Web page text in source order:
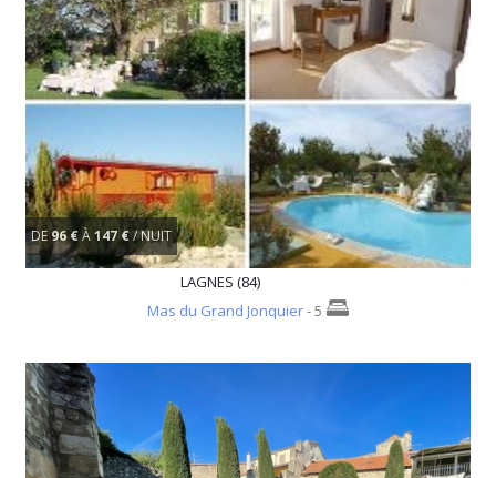
DE96 €À147 €/ NUIT
LAGNES (84)
Mas du Grand Jonquier- 5